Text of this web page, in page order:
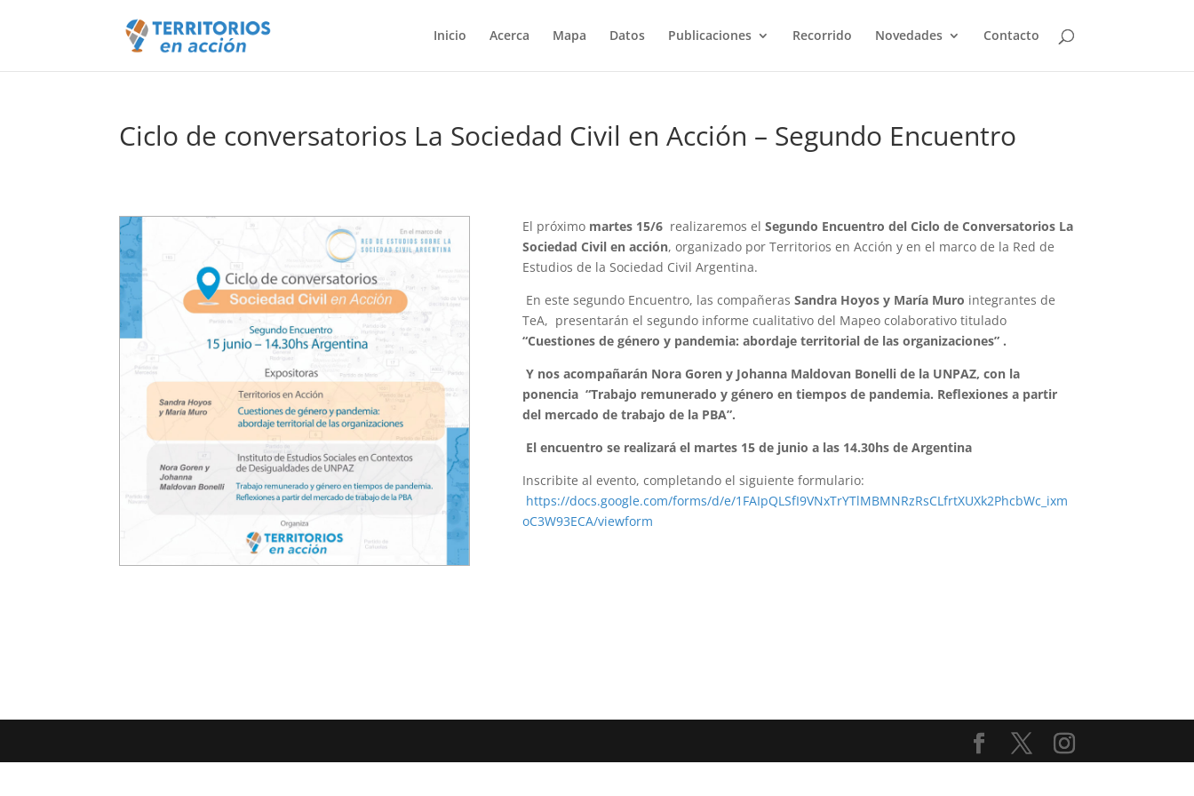
Inicio Acerca Mapa Datos Publicaciones Recorrido Novedades Contacto
Ciclo de conversatorios La Sociedad Civil en Acción – Segundo Encuentro
El próximo martes 15/6 realizaremos elSegundo Encuentro del Ciclo de Conversatorios La
Sociedad Civil en acción, organizado por Territorios en Acción y en el marco de la Red de
Estudios de la Sociedad Civil Argentina.
En este segundo Encuentro, las compañerasSandra Hoyos y María Muro integrantes de
TeA, presentarán el segundo informe cualitativo del Mapeo colaborativo titulado
“Cuestiones de género y pandemia: abordaje territorial de las organizaciones” .
Y nos acompañarán Nora Goren y Johanna Maldovan Bonelli de la UNPAZ, con la
ponencia “Trabajo remunerado y género en tiempos de pandemia. Reflexiones a partir
del mercado de trabajo de la PBA”.
El encuentro se realizará el martes 15 de junio a las 14.30hs de Argentina
Inscribite al evento, completando el siguiente formulario:
https://docs.google.com/forms/d/e/1FAIpQLSfI9VNxTrYTlMBMNRzRsCLfrtXUXk2PhcbWc_ixm
oC3W93ECA/viewform